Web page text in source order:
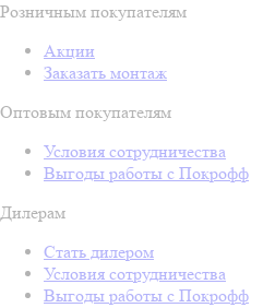
Розничным покупателям
Акции
Заказать монтаж
Оптовым покупателям
Условия сотрудничества
Выгоды работы с Покрофф
Дилерам
Стать дилером
Условия сотрудничества
Выгоды работы с Покрофф